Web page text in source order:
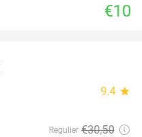
€10
9.4 star
Regulier €30,50